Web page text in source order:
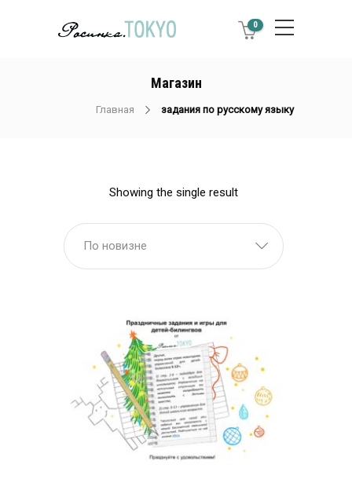
0
Магазин
Главная задания по русскому языку
Showing the single result
По новизне